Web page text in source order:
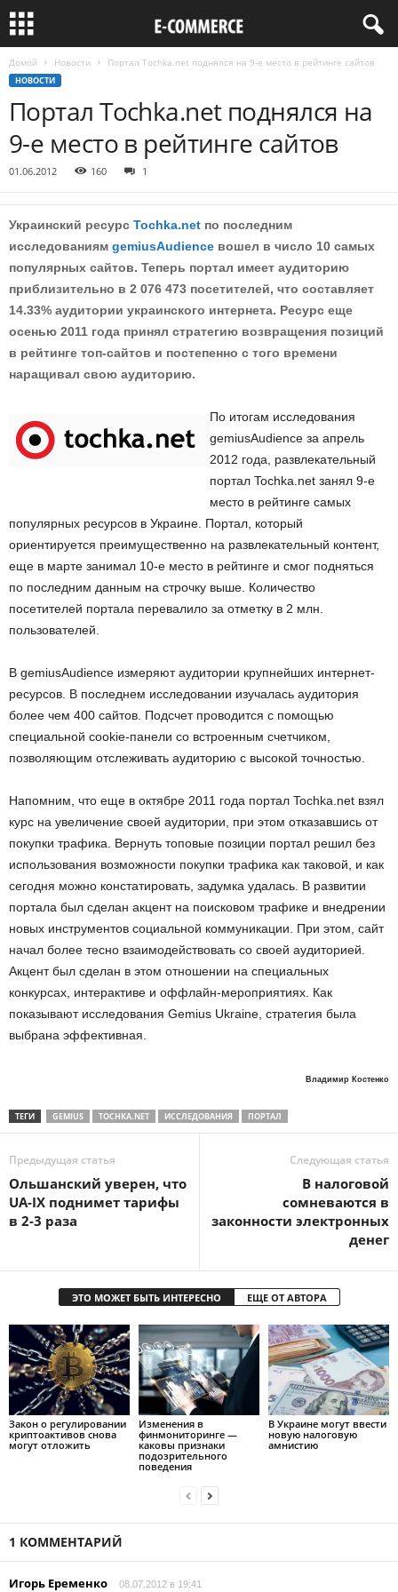
Домой Новости Портал Tochka.net поднялся на 9-е место в рейтинге сайтов
НОВОСТИ
Портал Tochka.net поднялся на
9-е место в рейтинге сайтов
01.06.2012 160 1
Украинский ресурс Tochka.net по последним
исследованиям gemiusAudience вошел в число 10 самых
популярных сайтов. Теперь портал имеет аудиторию
приблизительно в 2 076 473 посетителей, что составляет
14.33% аудитории украинского интернета. Ресурс еще
осенью 2011 года принял стратегию возвращения позиций
в рейтинге топ-сайтов и постепенно с того времени
наращивал свою аудиторию.
По итогам исследования
gemiusAudience за апрель
2012 года, развлекательный
портал Tochka.net занял 9-е
место в рейтинге самых
популярных ресурсов в Украине. Портал, который
ориентируется преимущественно на развлекательный контент,
еще в марте занимал 10-е место в рейтинге и смог подняться
по последним данным на строчку выше. Количество
посетителей портала перевалило за отметку в 2 млн.
пользователей.
В gemiusAudience измеряют аудитории крупнейших интернет-
ресурсов. В последнем исследовании изучалась аудитория
более чем 400 сайтов. Подсчет проводится с помощью
специальной cookie-панели со встроенным счетчиком,
позволяющим отслеживать аудиторию с высокой точностью.
Напомним, что еще в октябре 2011 года портал Tochka.net взял
курс на увеличение своей аудитории, при этом отказавшись от
покупки трафика. Вернуть топовые позиции портал решил без
использования возможности покупки трафика как таковой, и как
сегодня можно констатировать, задумка удалась. В развитии
портала был сделан акцент на поисковом трафике и внедрении
новых инструментов социальной коммуникации. При этом, сайт
начал более тесно взаимодействовать со своей аудиторией.
Акцент был сделан в этом отношении на специальных
конкурсах, интерактиве и оффлайн-мероприятиях. Как
показывают исследования Gemius Ukraine, стратегия была
выбрана эффективная.
Владимир Костенко
ТЕГИ GEMIUS TOCHKA.NET ИССЛЕДОВАНИЯ ПОРТАЛ
Предыдущая статья
Ольшанский уверен, что
UA-IX поднимет тарифы
в 2-3 раза
Следующая статья
В налоговой
сомневаются в
законности электронных
денег
ЭТО МОЖЕТ БЫТЬ ИНТЕРЕСНО ЕЩЕ ОТ АВТОРА
Закон о регулировании
криптоактивов снова
могут отложить
Изменения в
финмониторинге —
каковы признаки
подозрительного
поведения
В Украине могут ввести
новую налоговую
амнистию
1 КОММЕНТАРИЙ
Игорь Еременко 08.07.2012 в 19:41